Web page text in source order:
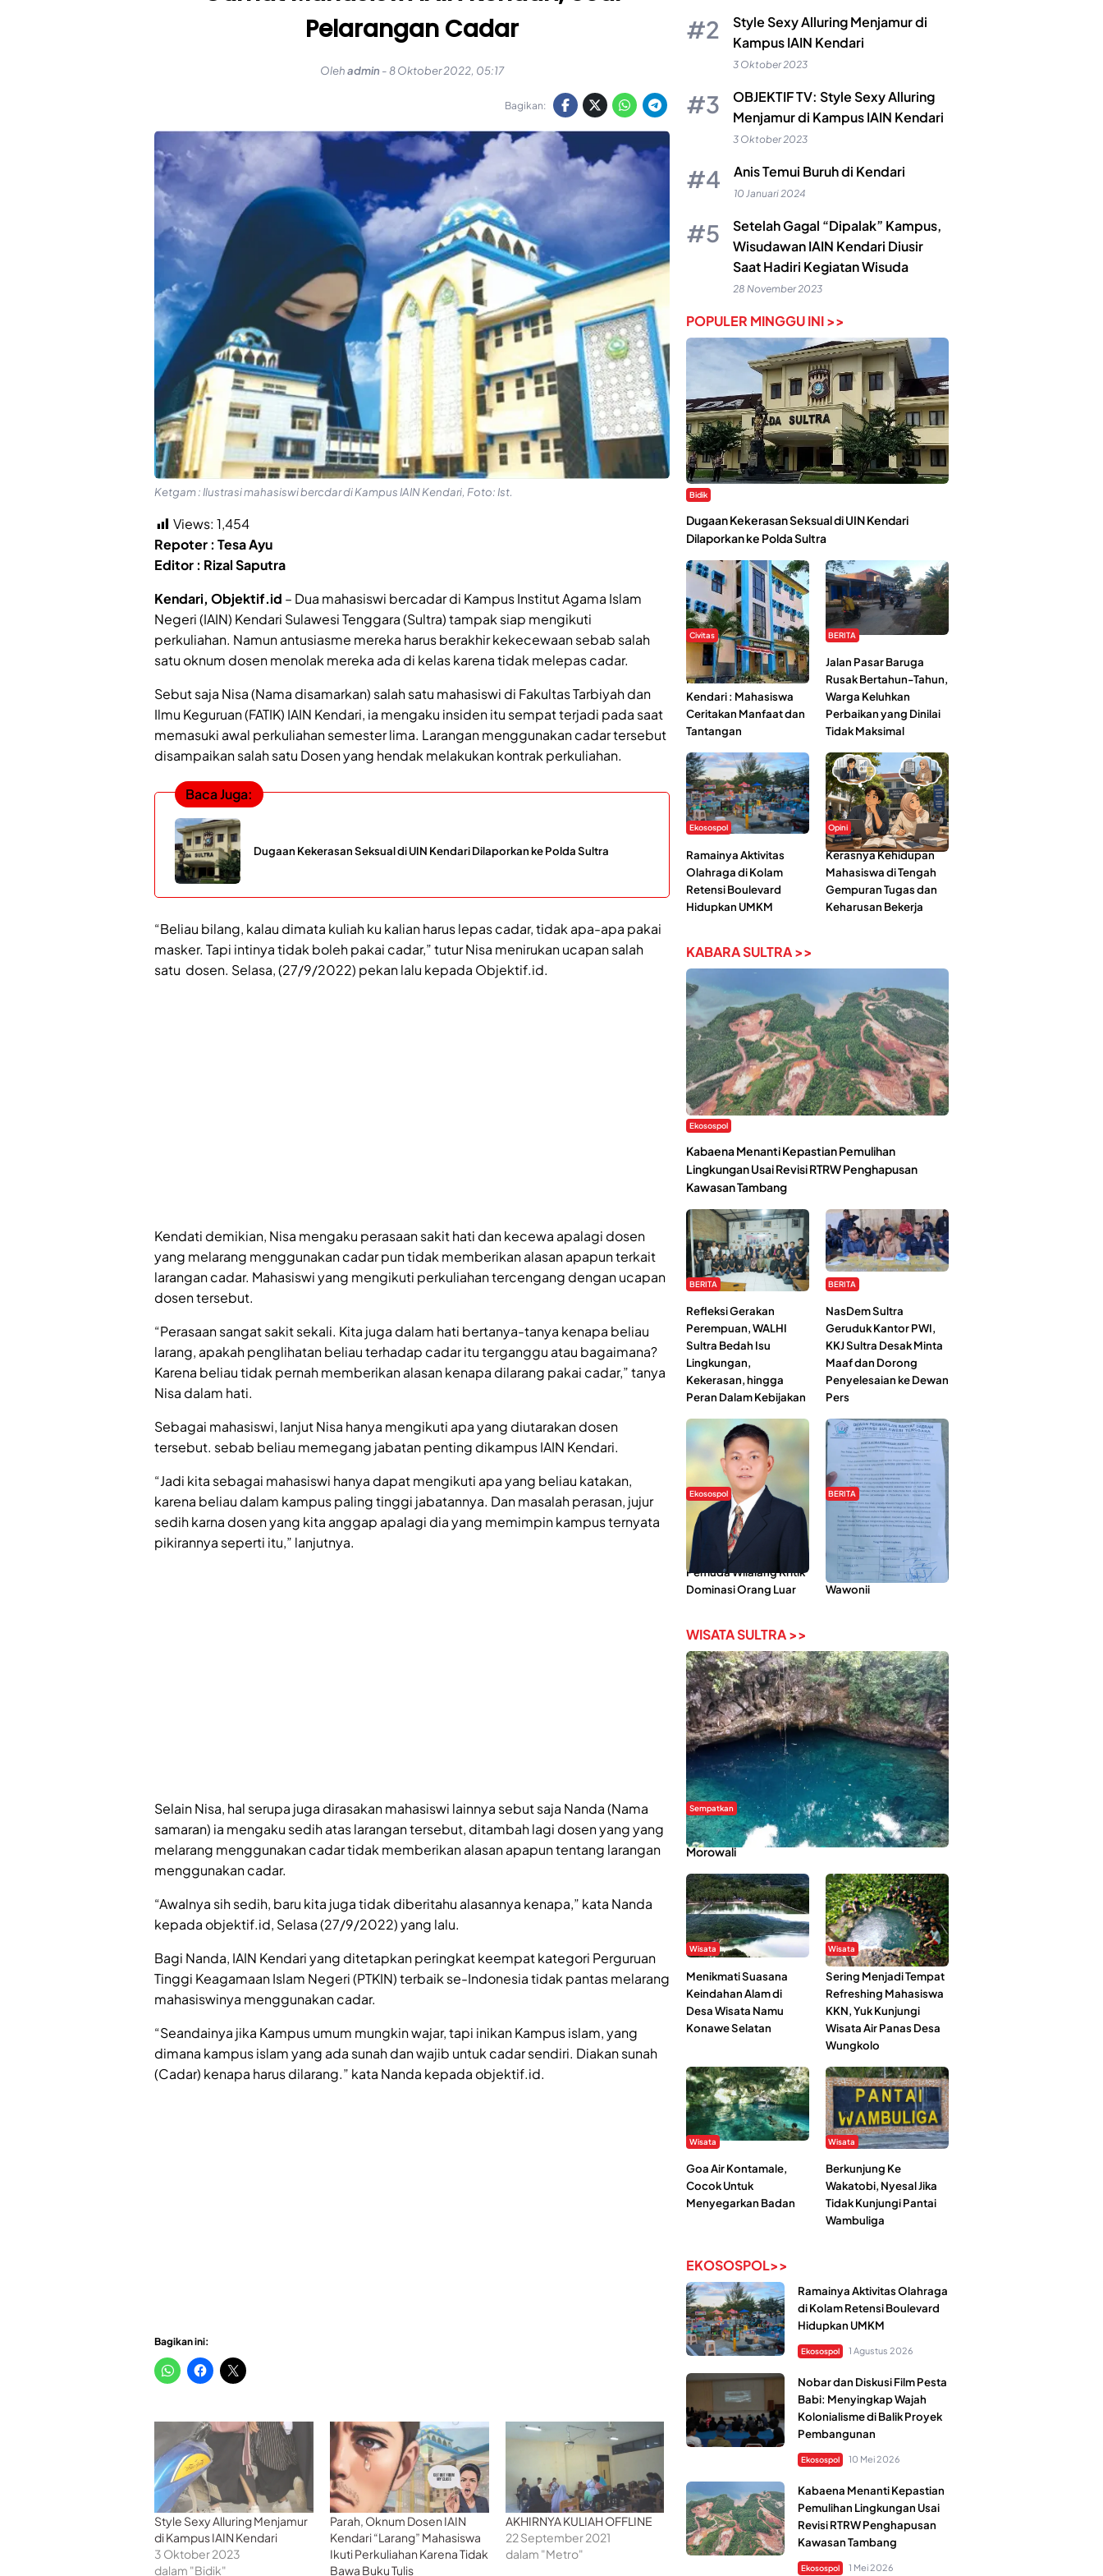
Pelarangan Cadar
Olehadmin -8 Oktober 2022, 05:17
Bagikan:
Ketgam : Ilustrasi mahasiswi bercdar di Kampus IAIN Kendari, Foto: Ist.
Views: 1,454
Repoter : Tesa Ayu
Editor : Rizal Saputra
Kendari, Objektif.id – Dua mahasiswi bercadar di Kampus Institut Agama Islam
Negeri (IAIN) Kendari Sulawesi Tenggara (Sultra) tampak siap mengikuti
perkuliahan. Namun antusiasme mereka harus berakhir kekecewaan sebab salah
satu oknum dosen menolak mereka ada di kelas karena tidak melepas cadar.
Sebut saja Nisa (Nama disamarkan) salah satu mahasiswi di Fakultas Tarbiyah dan
Ilmu Keguruan (FATIK) IAIN Kendari, ia mengaku insiden itu sempat terjadi pada saat
memasuki awal perkuliahan semester lima. Larangan menggunakan cadar tersebut
disampaikan salah satu Dosen yang hendak melakukan kontrak perkuliahan.
Baca Juga:
Dugaan Kekerasan Seksual di UIN Kendari Dilaporkan ke Polda Sultra
“Beliau bilang, kalau dimata kuliah ku kalian harus lepas cadar, tidak apa-apa pakai
masker. Tapi intinya tidak boleh pakai cadar,” tutur Nisa menirukan ucapan salah
satu dosen. Selasa, (27/9/2022) pekan lalu kepada Objektif.id.
Kendati demikian, Nisa mengaku perasaan sakit hati dan kecewa apalagi dosen
yang melarang menggunakan cadar pun tidak memberikan alasan apapun terkait
larangan cadar. Mahasiswi yang mengikuti perkuliahan tercengang dengan ucapan
dosen tersebut.
“Perasaan sangat sakit sekali. Kita juga dalam hati bertanya-tanya kenapa beliau
larang, apakah penglihatan beliau terhadap cadar itu terganggu atau bagaimana?
Karena beliau tidak pernah memberikan alasan kenapa dilarang pakai cadar,” tanya
Nisa dalam hati.
Sebagai mahasiswi, lanjut Nisa hanya mengikuti apa yang diutarakan dosen
tersebut. sebab beliau memegang jabatan penting dikampus IAIN Kendari.
“Jadi kita sebagai mahasiswi hanya dapat mengikuti apa yang beliau katakan,
karena beliau dalam kampus paling tinggi jabatannya. Dan masalah perasan, jujur
sedih karna dosen yang kita anggap apalagi dia yang memimpin kampus ternyata
pikirannya seperti itu,” lanjutnya.
Selain Nisa, hal serupa juga dirasakan mahasiswi lainnya sebut saja Nanda (Nama
samaran) ia mengaku sedih atas larangan tersebut, ditambah lagi dosen yang yang
melarang menggunakan cadar tidak memberikan alasan apapun tentang larangan
menggunakan cadar.
“Awalnya sih sedih, baru kita juga tidak diberitahu alasannya kenapa,” kata Nanda
kepada objektif.id, Selasa (27/9/2022) yang lalu.
Bagi Nanda, IAIN Kendari yang ditetapkan peringkat keempat kategori Perguruan
Tinggi Keagamaan Islam Negeri (PTKIN) terbaik se-Indonesia tidak pantas melarang
mahasiswinya menggunakan cadar.
“Seandainya jika Kampus umum mungkin wajar, tapi inikan Kampus islam, yang
dimana kampus islam yang ada sunah dan wajib untuk cadar sendiri. Diakan sunah
(Cadar) kenapa harus dilarang.” kata Nanda kepada objektif.id.
Bagikan ini:
Style Sexy Alluring Menjamur
di Kampus IAIN Kendari
3 Oktober 2023
dalam "Bidik"
Parah, Oknum Dosen IAIN
Kendari “Larang” Mahasiswa
Ikuti Perkuliahan Karena Tidak
Bawa Buku Tulis
AKHIRNYA KULIAH OFFLINE
22 September 2021
dalam "Metro"
Style Sexy Alluring Menjamur di
Kampus IAIN Kendari
3 Oktober 2023
OBJEKTIF TV: Style Sexy Alluring
Menjamur di Kampus IAIN Kendari
3 Oktober 2023
Anis Temui Buruh di Kendari
10 Januari 2024
Setelah Gagal “Dipalak” Kampus,
Wisudawan IAIN Kendari Diusir
Saat Hadiri Kegiatan Wisuda
28 November 2023
POPULER MINGGU INI >>
Bidik
Dugaan Kekerasan Seksual di UIN Kendari
Dilaporkan ke Polda Sultra
Civitas
Di Balik Kehidupan
Ma’had Al-Jami’ah UIN
Kendari : Mahasiswa
Ceritakan Manfaat dan
Tantangan
BERITA
Jalan Pasar Baruga
Rusak Bertahun-Tahun,
Warga Keluhkan
Perbaikan yang Dinilai
Tidak Maksimal
Ekosospol
Ramainya Aktivitas
Olahraga di Kolam
Retensi Boulevard
Hidupkan UMKM
Opini
Kerasnya Kehidupan
Mahasiswa di Tengah
Gempuran Tugas dan
Keharusan Bekerja
KABARA SULTRA >>
Ekosospol
Kabaena Menanti Kepastian Pemulihan
Lingkungan Usai Revisi RTRW Penghapusan
Kawasan Tambang
BERITA
Refleksi Gerakan
Perempuan, WALHI
Sultra Bedah Isu
Lingkungan,
Kekerasan, hingga
Peran Dalam Kebijakan
BERITA
NasDem Sultra
Geruduk Kantor PWI,
KKJ Sultra Desak Minta
Maaf dan Dorong
Penyelesaian ke Dewan
Pers
Ekosospol
Slogan Pemberdayaan
Lokal Dinilai Hanya
Pemanis, Tokoh
Pemuda Wilalang Kritik
Dominasi Orang Luar
BERITA
Hipmawani Bersama
DPRD Sultra Sepakati
RDP Perihal IUP
Pertambangan di Pulau
Wawonii
WISATA SULTRA >>
Sempatkan
Danau Rebi-Rebi, Pesona Alam Tersembunyi di
Morowali
Wisata
Menikmati Suasana
Keindahan Alam di
Desa Wisata Namu
Konawe Selatan
Wisata
Sering Menjadi Tempat
Refreshing Mahasiswa
KKN, Yuk Kunjungi
Wisata Air Panas Desa
Wungkolo
Wisata
Goa Air Kontamale,
Cocok Untuk
Menyegarkan Badan
Wisata
Berkunjung Ke
Wakatobi, Nyesal Jika
Tidak Kunjungi Pantai
Wambuliga
EKOSOSPOL>>
Ramainya Aktivitas Olahraga
di Kolam Retensi Boulevard
Hidupkan UMKM
Ekosospol 1 Agustus 2026
Nobar dan Diskusi Film Pesta
Babi: Menyingkap Wajah
Kolonialisme di Balik Proyek
Pembangunan
Ekosospol 10 Mei 2026
Kabaena Menanti Kepastian
Pemulihan Lingkungan Usai
Revisi RTRW Penghapusan
Kawasan Tambang
Ekosospol 1 Mei 2026